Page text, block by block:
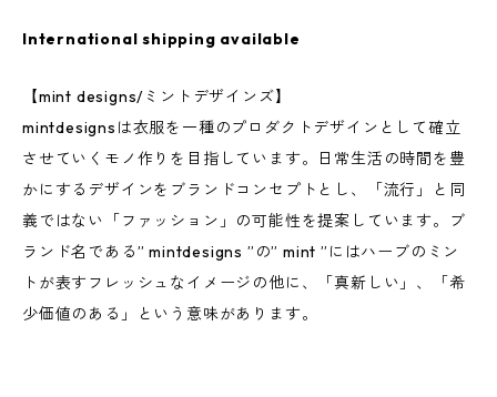
International shipping available
【mint designs/ミントデザインズ】
mintdesignsは衣服を一種のプロダクトデザインとして確立
させていくモノ作りを目指しています。日常生活の時間を豊
かにするデザインをブランドコンセプトとし、「流行」と同
義ではない「ファッション」の可能性を提案しています。ブ
ランド名である” mintdesigns ”の” mint ”にはハーブのミン
トが表すフレッシュなイメージの他に、「真新しい」、「希
少価値のある」という意味があります。